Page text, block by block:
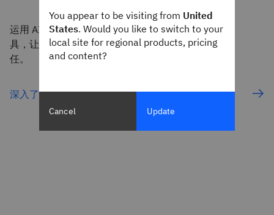
运用 AI 驱动的数据发现、元数据管理和自动化工
具，让数据在整个企业内更易于查找、理解并赢得信
任。
深入了解 watsonx.data intelligence
You appear to be visiting from United
States. Would you like to switch to your
local site for regional products, pricing
and content?
Cancel Update